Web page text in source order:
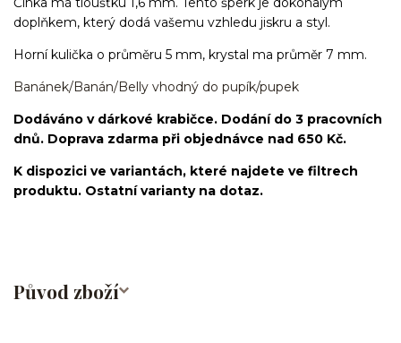
doplňkem, který dodá vašemu vzhledu jiskru a styl.
Horní kulička o průměru 5 mm, krystal ma průměr 7 mm.
Banánek/Banán/Belly vhodný do pupík/pupek
Dodáváno v dárkové krabičce. Dodání do 3 pracovních
dnů. Doprava zdarma při objednávce nad 650 Kč.
K dispozici ve variantách, které najdete ve filtrech
produktu. Ostatní varianty na dotaz.
Původ zboží